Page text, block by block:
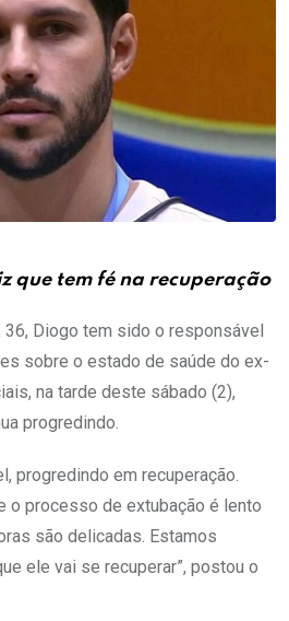
que tem fé na recuperação
Diogo tem sido o responsável
sobre o estado de saúde do ex-
na tarde deste sábado (2),
progredindo.
progredindo em recuperação.
o processo de extubação é lento
são delicadas. Estamos
ele vai se recuperar”, postou o